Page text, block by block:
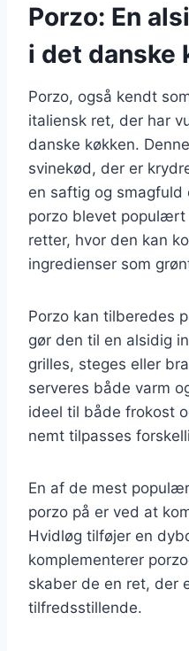
Porzo: En
i det danske
Porzo, også kendt
italiensk ret, der har
danske køkken.
svinekød, der er
en saftig og smagfuld
porzo blevet populært
retter, hvor den kan
ingredienser som
Porzo kan tilberedes
gør den til en alsidig
grilles, steges eller
serveres både varm
ideel til både frokost
nemt tilpasses
En af de mest
porzo på er ved at
Hvidløg tilføjer en
komplementerer
skaber de en ret, der
tilfredsstillende.